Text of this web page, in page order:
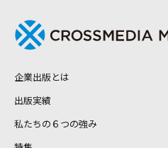
企業出版とは
出版実績
私たちの６つの強み